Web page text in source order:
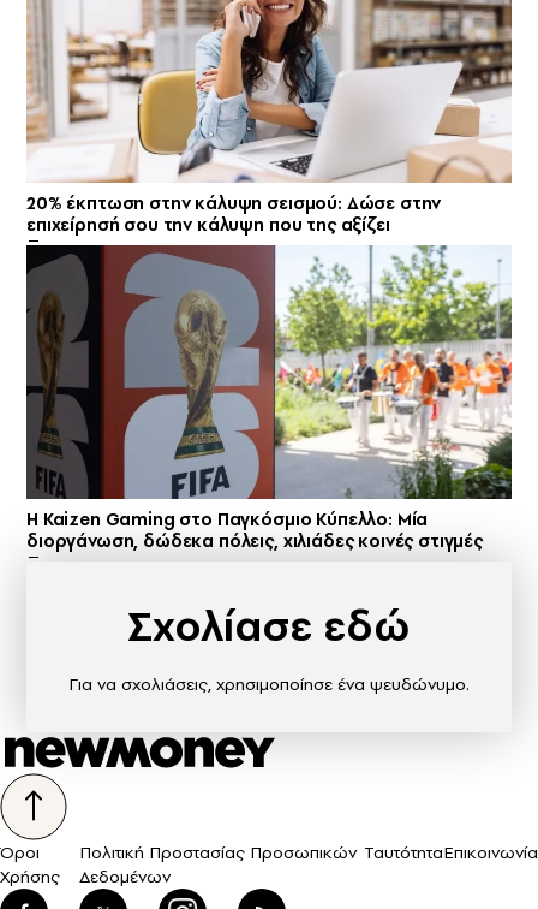
20% έκπτωση στην κάλυψη σεισμού: Δώσε στην
επιχείρησή σου την κάλυψη που της αξίζει
H Kaizen Gaming στο Παγκόσμιο Kύπελλο: Μία
διοργάνωση, δώδεκα πόλεις, χιλιάδες κοινές στιγμές
Σχολίασε εδώ
Για να σχολιάσεις, χρησιμοποίησε ένα ψευδώνυμο.
Όροι
Χρήσης
Πολιτική Προστασίας Προσωπικών
Δεδομένων
ΤαυτότηταΕπικοινωνία